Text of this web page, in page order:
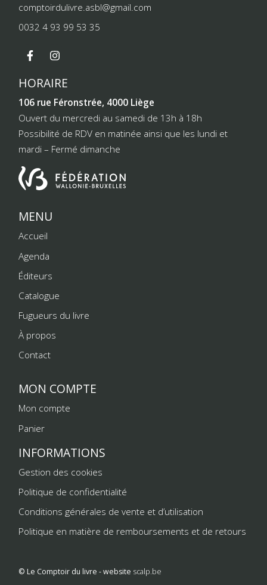
comptoirdulivre.asbl@gmail.com
0032 4 93 99 53 35
HORAIRE
106 rue Féronstrée, 4000 Liège
Ouvert du mercredi au samedi de 13h à 18h
Possibilité de RDV en matinée ainsi que les lundi et
mardi – Fermé dimanche
MENU
Accueil
Agenda
Éditeurs
Catalogue
Fugueurs du livre
À propos
Contact
MON COMPTE
Mon compte
Panier
INFORMATIONS
Gestion des cookies
Politique de confidentialité
Conditions générales de vente et d’utilisation
Politique en matière de remboursements et de retours
© Le Comptoir du livre - website scalp.be